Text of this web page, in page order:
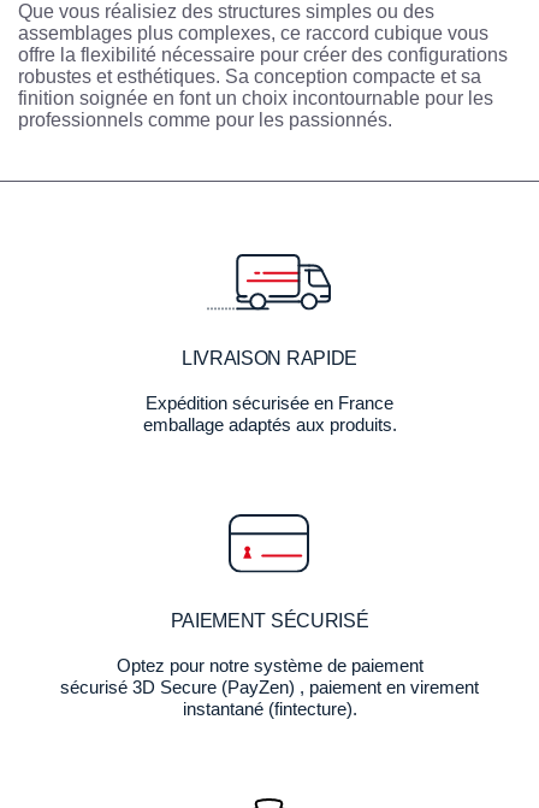
Que vous réalisiez des structures simples ou des
assemblages plus complexes, ce raccord cubique vous
offre la flexibilité nécessaire pour créer des configurations
robustes et esthétiques. Sa conception compacte et sa
finition soignée en font un choix incontournable pour les
professionnels comme pour les passionnés.
LIVRAISON RAPIDE
Expédition sécurisée en France
emballage adaptés aux produits.
PAIEMENT SÉCURISÉ
Optez pour notre système de paiement
sécurisé 3D Secure (PayZen) , paiement en virement
instantané (fintecture).